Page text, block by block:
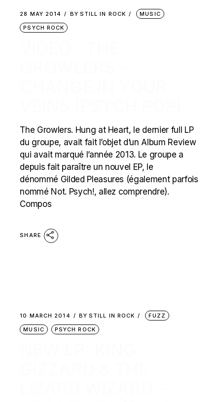
28 MAY 2014 BY STILL IN ROCK
MUSIC
PSYCH ROCK
The Growlers. Hung at Heart, le dernier full LP
du groupe, avait fait l’objet d’un Album Review
qui avait marqué l’année 2013. Le groupe a
depuis fait paraître un nouvel EP, le
dénommé Gilded Pleasures (également parfois
nommé Not. Psych!, allez comprendre).
Compos
SHARE
10 MARCH 2014 BY STILL IN ROCK
FUZZ
MUSIC
PSYCH ROCK